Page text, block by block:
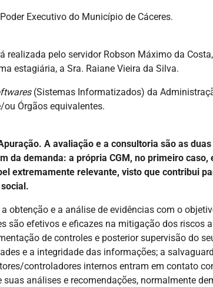
Executivo do Município de Cáceres.
pelo servidor Robson Máximo da
estagiária, a Sra. Raiane Vieira da Silva.
(Sistemas Informatizados) da
Órgãos equivalentes.
A avaliação e a consultoria são as
da demanda: a própria CGM, no primeiro
extremamente relevante, visto que contribui
obtenção e a análise de evidências com o
são efetivos e eficazes na mitigação dos riscos
de controles e posterior supervisão do
e a integridade das informações; a
controladores internos entram em contato
análises e recomendações, normalmente